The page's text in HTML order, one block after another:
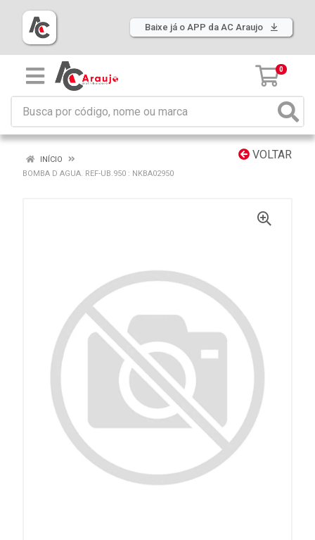
Baixe já o APP da AC Araujo
0
VOLTAR
INÍCIO
BOMBA D AGUA. REF-UB.950 : NKBA02950